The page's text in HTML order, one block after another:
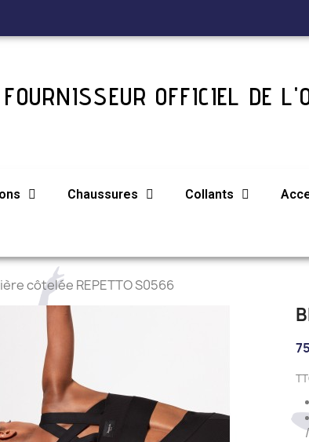
FOURNISSEUR OFFICIEL DE
Chaussures Collants
côtelée REPETTO S0566